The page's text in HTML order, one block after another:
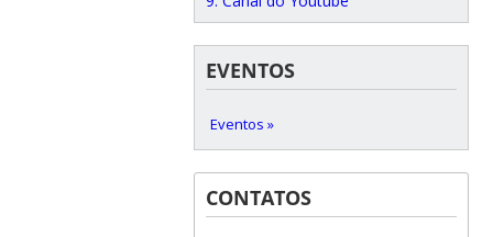
EVENTOS
Eventos »
CONTATOS